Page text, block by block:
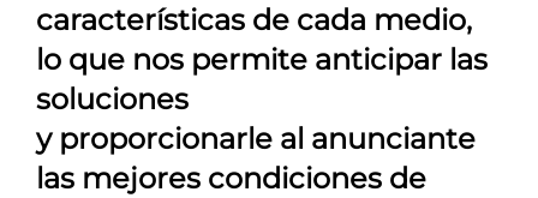
características de cada medio,
lo que nos permite anticipar las
soluciones
y proporcionarle al anunciante
las mejores condiciones de